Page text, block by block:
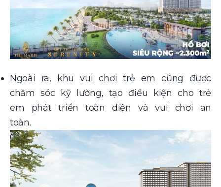
Ngoài ra, khu vui chơi trẻ em cũng được
chăm sóc kỹ lưỡng, tạo điều kiện cho trẻ
em phát triển toàn diện và vui chơi an
toàn.